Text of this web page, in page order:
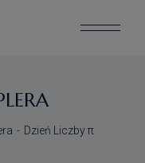
Dzień Liczby π